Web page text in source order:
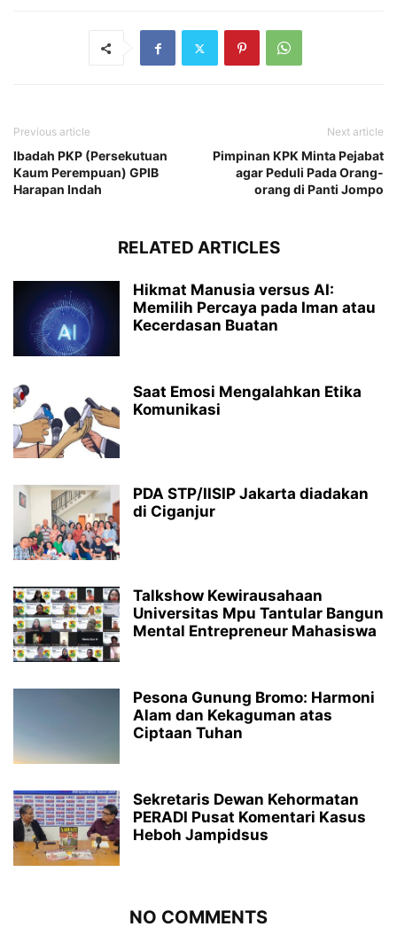
Previous article
Ibadah PKP (Persekutuan
Kaum Perempuan) GPIB
Harapan Indah
Next article
Pimpinan KPK Minta Pejabat
agar Peduli Pada Orang-
orang di Panti Jompo
RELATED ARTICLES
Hikmat Manusia versus AI:
Memilih Percaya pada Iman atau
Kecerdasan Buatan
Saat Emosi Mengalahkan Etika
Komunikasi
PDA STP/IISIP Jakarta diadakan
di Ciganjur
Talkshow Kewirausahaan
Universitas Mpu Tantular Bangun
Mental Entrepreneur Mahasiswa
Pesona Gunung Bromo: Harmoni
Alam dan Kekaguman atas
Ciptaan Tuhan
Sekretaris Dewan Kehormatan
PERADI Pusat Komentari Kasus
Heboh Jampidsus
NO COMMENTS